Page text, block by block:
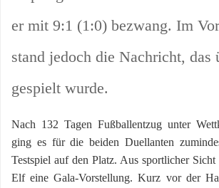
er mit 9:1 (1:0) bezwang. Im
stand jedoch die Nachricht, das
gespielt wurde.
Nach 132 Tagen Fußballentzug unter
ging es für die beiden Duellanten
Testspiel auf den Platz. Aus sportlicher
Elf eine Gala-Vorstellung. Kurz vor der